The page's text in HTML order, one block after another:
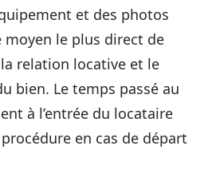
et des photos
moyen le plus direct de
relation locative et le
bien. Le temps passé au
à l’entrée du locataire
en cas de départ